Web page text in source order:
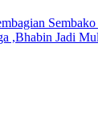
,Bhabin Jadi